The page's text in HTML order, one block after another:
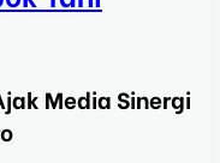
Media Sinergi